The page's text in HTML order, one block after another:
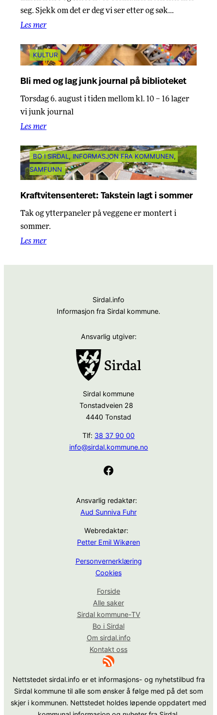
seg. Sjekk om det er deg vi ser etter og søk…
Les mer
KULTUR
Bli med og lag junk journal på biblioteket
Torsdag 6. august i tiden mellom kl. 10 – 16 lager
vi junk journal
Les mer
BO I SIRDAL, INFORMASJON FRA KOMMUNEN
SAMFUNN
Kraftvitensenteret: Takstein lagt i sommer
Tak og ytterpaneler på veggene er montert i
sommer.
Les mer
Sirdal.info
Informasjon fra Sirdal kommune.
Ansvarlig utgiver:
Sirdal kommune
Tonstadveien 28
4440 Tonstad
Tlf: 38 37 90 00
info@sirdal.kommune.no
Facebook
Ansvarlig redaktør:
Aud Sunniva Fuhr
Webredaktør:
Petter Emil Wikøren
Personvernerklæring
Cookies
Forside
Alle saker
Sirdal kommune-TV
Bo i Sirdal
Om sirdal.info
Kontakt oss
RSS-strøm
Nettstedet sirdal.info er et informasjons- og nyhetstilbud fra
Sirdal kommune til alle som ønsker å følge med på det som
skjer i kommunen. Nettstedet holdes løpende oppdatert med